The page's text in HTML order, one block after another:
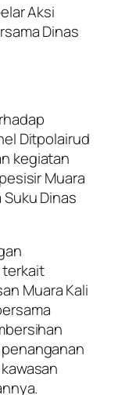
Aksi
Dinas
Ditpolairud
kegiatan
Muara
Dinas
Muara Kali